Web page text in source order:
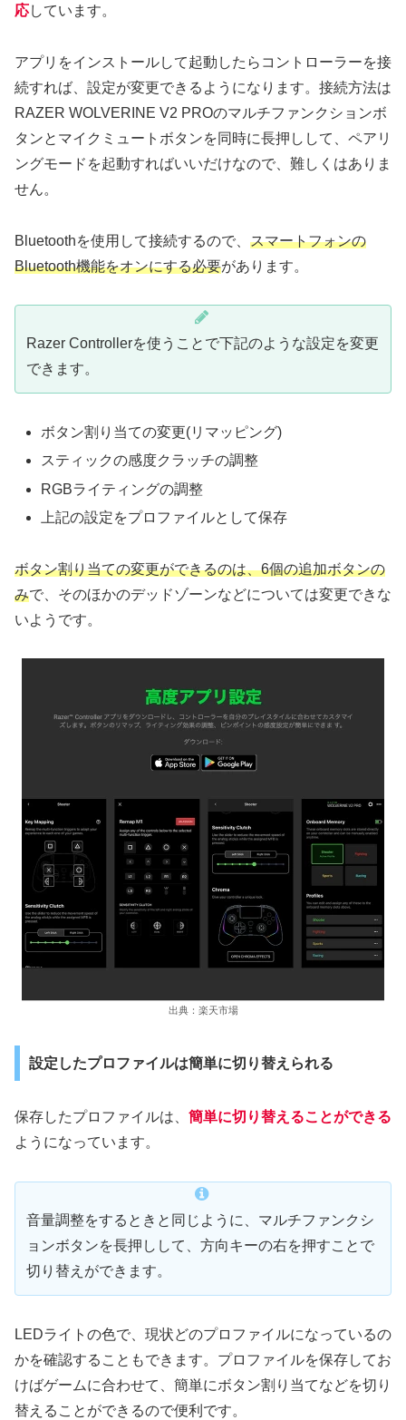
応しています。
アプリをインストールして起動したらコントローラーを接
続すれば、設定が変更できるようになります。接続方法は
RAZER WOLVERINE V2 PROのマルチファンクションボ
タンとマイクミュートボタンを同時に長押しして、ペアリ
ングモードを起動すればいいだけなので、難しくはありま
せん。
Bluetoothを使用して接続するので、 スマートフォンの
Bluetooth機能をオンにする必要があります。
Razer Controllerを使うことで下記のような設定を変更
できます。
ボタン割り当ての変更(リマッピング)
スティックの感度クラッチの調整
RGBライティングの調整
上記の設定をプロファイルとして保存
ボタン割り当ての変更ができるのは、6個の追加ボタンの
みで、そのほかのデッドゾーンなどについては変更できな
いようです。
出典：楽天市場
設定したプロファイルは簡単に切り替えられる
保存したプロファイルは、 簡単に切り替えることができる
ようになっています。
音量調整をするときと同じように、マルチファンクシ
ョンボタンを長押しして、方向キーの右を押すことで
切り替えができます。
LEDライトの色で、現状どのプロファイルになっているの
かを確認することもできます。プロファイルを保存してお
けばゲームに合わせて、簡単にボタン割り当てなどを切り
替えることができるので便利です。